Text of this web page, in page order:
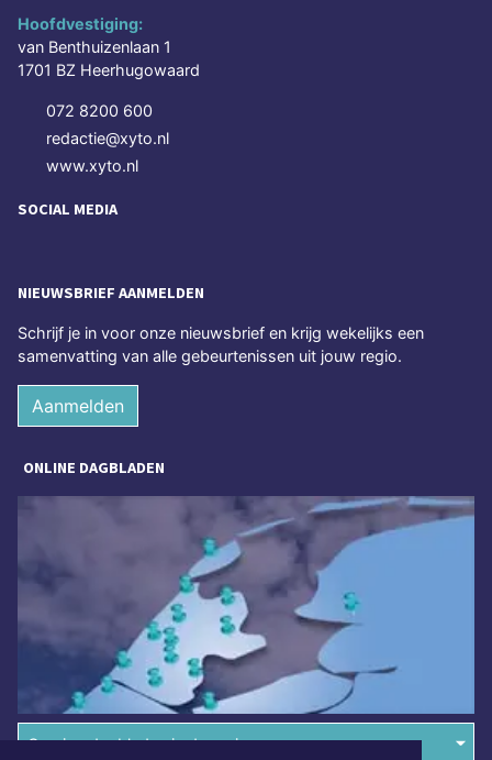
Hoofdvestiging:
van Benthuizenlaan 1
1701 BZ Heerhugowaard
072 8200 600
redactie@xyto.nl
www.xyto.nl
SOCIAL MEDIA
NIEUWSBRIEF AANMELDEN
Schrijf je in voor onze nieuwsbrief en krijg wekelijks een
samenvatting van alle gebeurtenissen uit jouw regio.
Aanmelden
ONLINE DAGBLADEN
Overige dagbladen in de regio